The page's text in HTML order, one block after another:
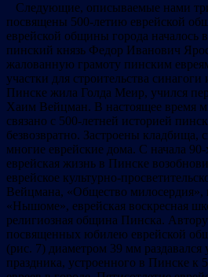
Следующие, описываемые нами
посвящены 500-летию еврейской
еврейской общины города началось в
пинский князь Федор Иванович
жалованную грамоту пинским
участки для строительства
Пинске жила Голда Меир, учился
Хаим Вейцман. В настоящее время
связано с 500-летней историей
безвозвратно. Застроены кладбища,
многие еврейские дома. С начала
еврейская жизнь в Пинске
еврейское культурно-
Вейцмана, «Общество милосердия»,
«Нышоме», еврейская воскресная
религиозная община Пинска. Автору
посвященных юбилею еврейской
(рис. 7) диаметром 39 мм раздавался
праздника, устроенного в Пинске к